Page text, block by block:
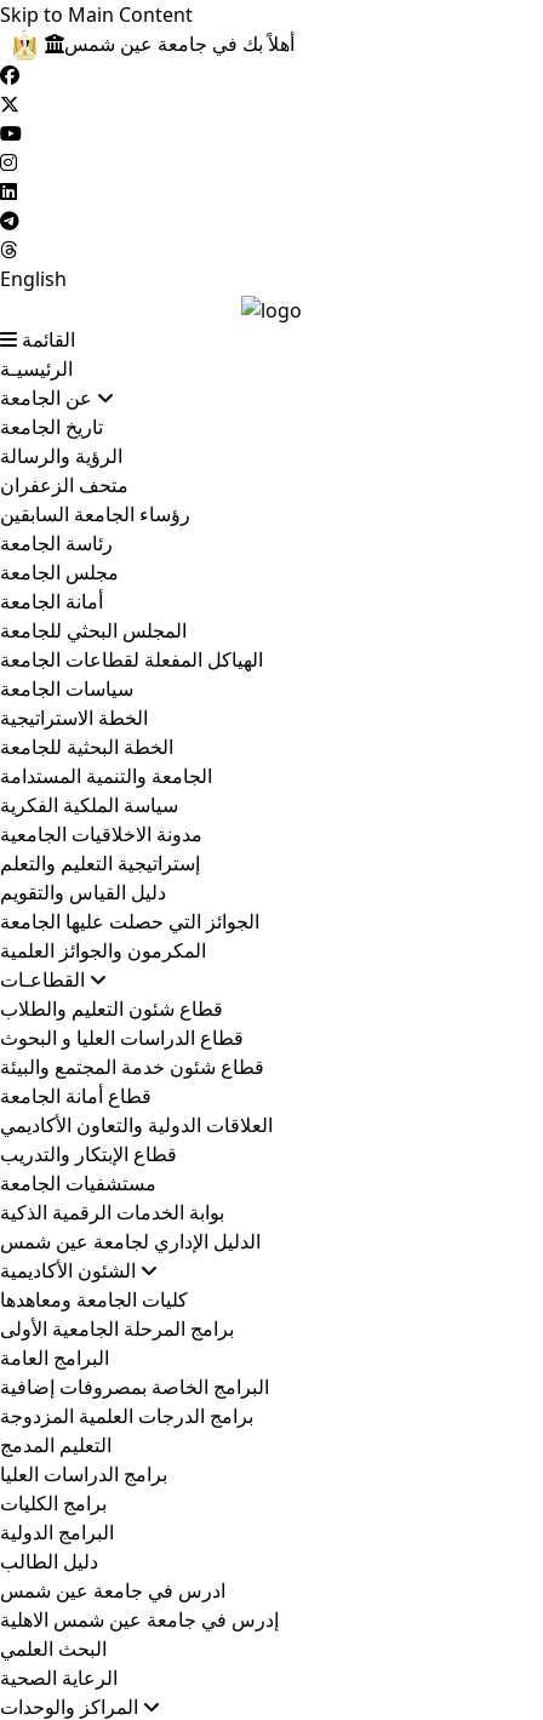
Skip to Main Content
أهلاً بك في جامعة عين شمس
English
القائمة
الرئيسيـة
تاريخ الجامعة
الرؤية والرسالة
متحف الزعفران
رؤساء الجامعة السابقين
رئاسة الجامعة
مجلس الجامعة
أمانة الجامعة
المجلس البحثي للجامعة
الهياكل المفعلة لقطاعات الجامعة
سياسات الجامعة
الخطة الاستراتيجية
الخطة البحثية للجامعة
الجامعة والتنمية المستدامة
سياسة الملكية الفكرية
مدونة الاخلاقيات الجامعية
إستراتيجية التعليم والتعلم
دليل القياس والتقويم
الجوائز التي حصلت عليها الجامعة
المكرمون والجوائز العلمية
قطاع شئون التعليم والطلاب
قطاع الدراسات العليا و البحوث
قطاع شئون خدمة المجتمع والبيئة
قطاع أمانة الجامعة
العلاقات الدولية والتعاون الأكاديمي
قطاع الإبتكار والتدريب
مستشفيات الجامعة
بوابة الخدمات الرقمية الذكية
الدليل الإداري لجامعة عين شمس
كليات الجامعة ومعاهدها
برامج المرحلة الجامعية الأولى
البرامج العامة
البرامج الخاصة بمصروفات إضافية
برامج الدرجات العلمية المزدوجة
التعليم المدمج
برامج الدراسات العليا
برامج الكليات
البرامج الدولية
دليل الطالب
ادرس في جامعة عين شمس
إدرس في جامعة عين شمس الاهلية
البحث العلمي
الرعاية الصحية